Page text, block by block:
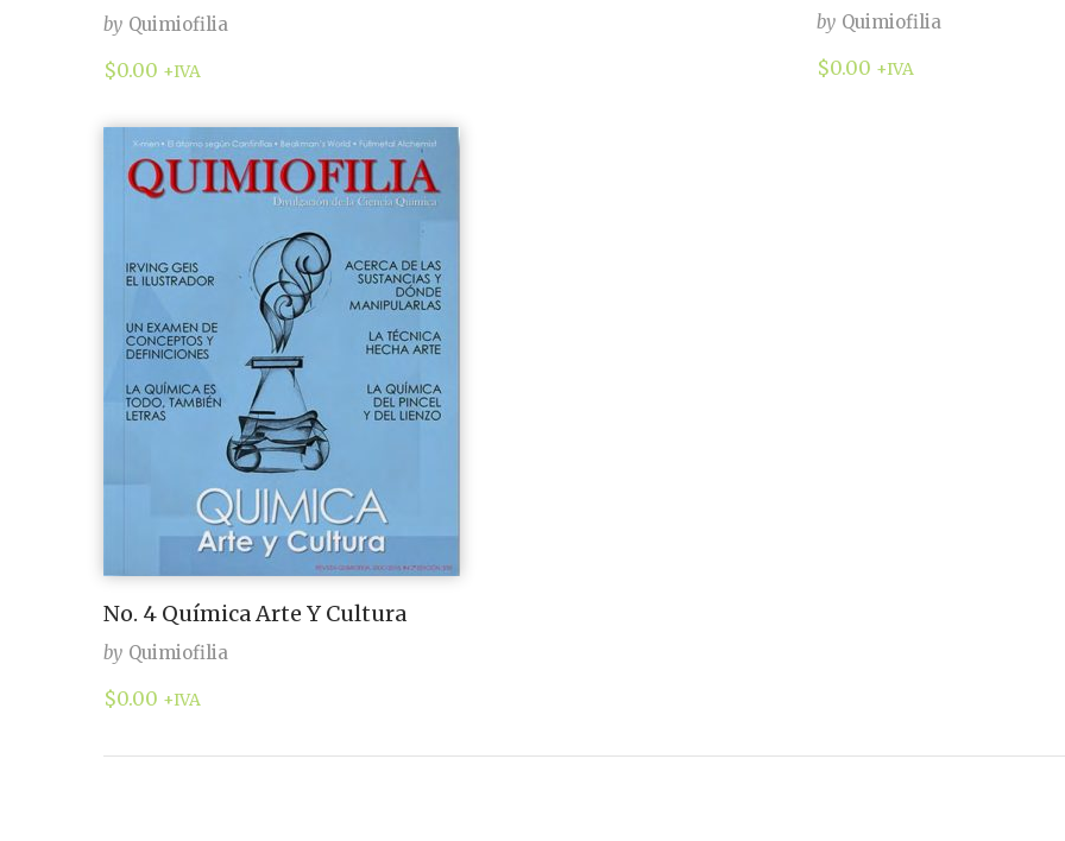
by Quimiofilia
$0.00 +IVA
by Quimiofilia
$0.00 +IVA
No. 4 Química Arte Y Cultura
by Quimiofilia
$0.00 +IVA